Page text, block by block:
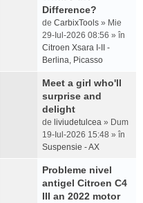
Difference?
de CarbixTools » Mie
29-Iul-2026 08:56 » în
Citroen Xsara I-II -
Berlina, Picasso
Meet a girl who'll
surprise and
delight
de liviudetulcea » Dum
19-Iul-2026 15:48 » în
Suspensie - AX
Probleme nivel
antigel Citroen C4
III an 2022 motor